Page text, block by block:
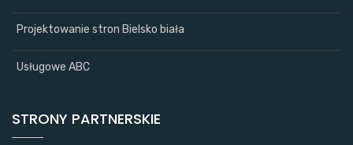
Projektowanie stron Bielsko biała
Usługowe ABC
STRONY PARTNERSKIE